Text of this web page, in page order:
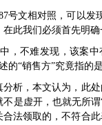
号文相对照，可以发
此我们必须首先明确
不难发现，该案中
的“销售方”究竟指的
，本文认为，此处
不是虚开，也就无所
合法领取的，不符合